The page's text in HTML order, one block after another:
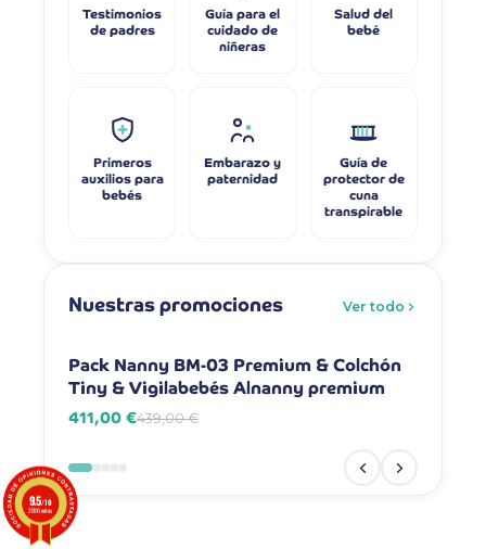
Testimonios
de padres
Guía para el
cuidado de
niñeras
Salud del
bebé
Primeros
auxilios para
bebés
Embarazo y
paternidad
Guía de
protector de
cuna
transpirable
Nuestras promociones Ver todo
Pack Nanny BM-03 Premium & Colchón
Tiny & Vigilabebés Alnanny premium
411,00 €439,00 €
9.5/10
3590 notas